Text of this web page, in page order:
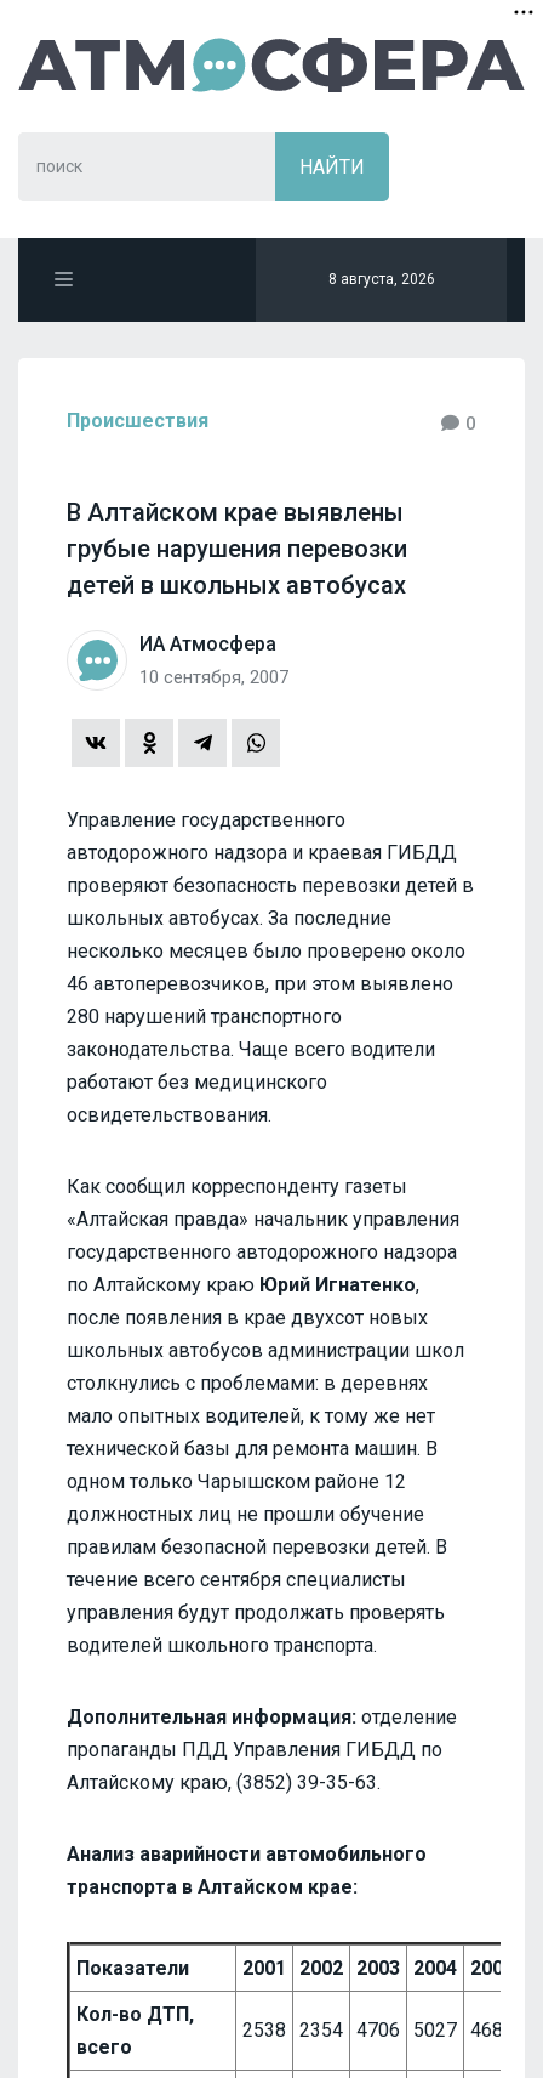
8 августа, 2026
Происшествия 0
В Алтайском крае выявлены
грубые нарушения перевозки
детей в школьных автобусах
ИА Атмосфера
10 сентября, 2007
Управление государственного
автодорожного надзора и краевая ГИБДД
проверяют безопасность перевозки детей в
школьных автобусах. За последние
несколько месяцев было проверено около
46 автоперевозчиков, при этом выявлено
280 нарушений транспортного
законодательства. Чаще всего водители
работают без медицинского
освидетельствования.
Как сообщил корреспонденту газеты
«Алтайская правда» начальник управления
государственного автодорожного надзора
по Алтайскому краю Юрий Игнатенко,
после появления в крае двухсот новых
школьных автобусов администрации школ
столкнулись с проблемами: в деревнях
мало опытных водителей, к тому же нет
технической базы для ремонта машин. В
одном только Чарышском районе 12
должностных лиц не прошли обучение
правилам безопасной перевозки детей. В
течение всего сентября специалисты
управления будут продолжать проверять
водителей школьного транспорта.
Дополнительная информация: отделение
пропаганды ПДД Управления ГИБДД по
Алтайскому краю, (3852) 39-35-63.
Анализ аварийности автомобильного
транспорта в Алтайском крае:
Показатели 2001 2002 2003 2004 2005
Кол-во ДТП,
всего
2538 2354 4706 5027 4689